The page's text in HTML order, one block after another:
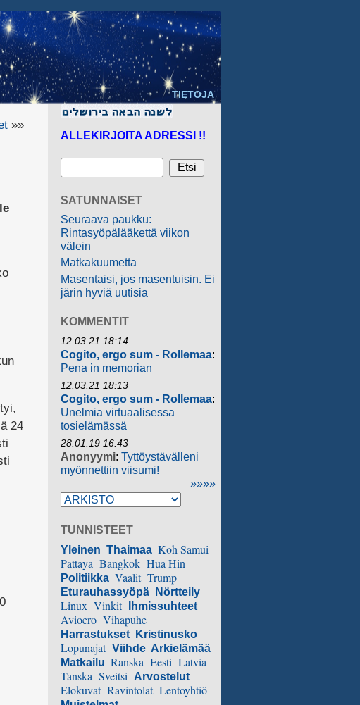
TIETOJA
»»
24
ALLEKIRJOITA ADRESSI !!
SATUNNAISET
Seuraava paukku:
Rintasyöpälääkettä viikon
välein
Matkakuumetta
Masentaisi, jos masentuisin. Ei
järin hyviä uutisia
KOMMENTIT
12.03.21 18:14
Cogito, ergo sum - Rollemaa:
Pena in memorian
12.03.21 18:13
Cogito, ergo sum - Rollemaa:
Unelmia virtuaalisessa
tosielämässä
28.01.19 16:43
Anonyymi: Tyttöystävälleni
myönnettiin viisumi!
»»»»
TUNNISTEET
Yleinen Thaimaa Koh Samui
Pattaya Bangkok Hua Hin
Politiikka Vaalit Trump
Eturauhassyöpä Nörtteily
Linux Vinkit Ihmissuhteet
Avioero Vihapuhe
Harrastukset Kristinusko
Lopunajat Viihde Arkielämää
Matkailu Ranska Eesti Latvia
Tanska Sveitsi Arvostelut
Elokuvat Ravintolat Lentoyhtiö